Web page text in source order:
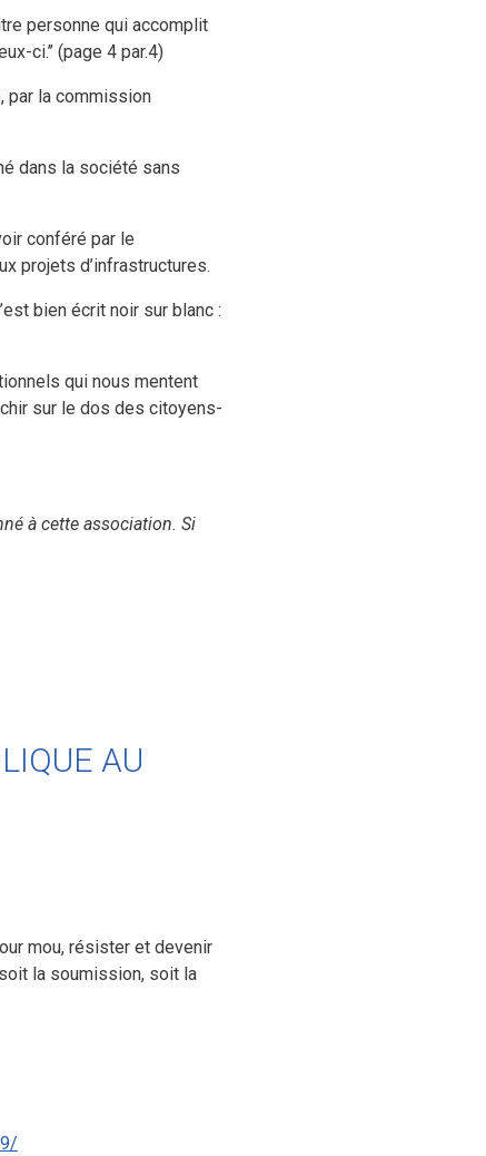
personne qui accomplit
ci.’’ (page 4 par.4)
par la commission
dans la société sans
conféré par le
projets d’infrastructures.
bien écrit noir sur blanc :
qui nous mentent
sur le dos des citoyens-
à cette association. Si
AU
mou, résister et devenir
la soumission, soit la